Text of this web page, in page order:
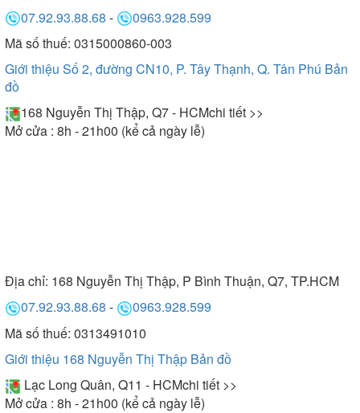
07.92.93.88.68 -
0963.928.599
Mã số thuế: 0315000860-003
Giới thiệu Số 2, đường CN10, P. Tây Thạnh, Q. Tân Phú Bản
đồ
168 Nguyễn Thị Thập, Q7 - HCMchi tiết >>
Mở cửa : 8h - 21h00 (kể cả ngày lễ)
Địa chỉ: 168 Nguyễn Thị Thập, P Bình Thuận, Q7, TP.HCM
07.92.93.88.68 -
0963.928.599
Mã số thuế: 0313491010
Giới thiệu 168 Nguyễn Thị Thập Bản đồ
Lạc Long Quân, Q11 - HCMchi tiết >>
Mở cửa : 8h - 21h00 (kể cả ngày lễ)